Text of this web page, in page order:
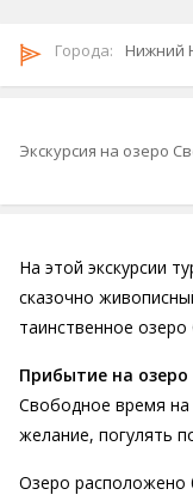
Городa: Нижний
Экскурсия на озеро
На этой экскурсии
сказочно
таинственное озеро
Прибытие на озеро
Свободное время
желание, погулять
Озеро расположено